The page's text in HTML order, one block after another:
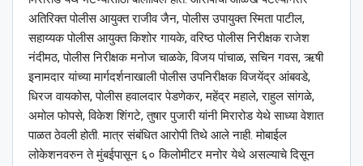
अतिरिक्त पोलीस आयुक्त राजीव जैन, पोलीस उपायुक्त स्मिता पाटील,
सहाय्यक पोलीस आयुक्त किशोर गायके, वरिष्ठ पोलीस निरीक्षक राजेश
नंदीमठ, पोलीस निरीक्षक मनोज चाळके, विजय पांचाळ, सचिन गवस, ऋषी
इनामदार यांच्या मार्गदर्शनाखाली पोलीस उपनिरीक्षक विजयेंद्र आंबवडे,
धिरज वायकोस, पोलीस हवालदार पेडणेकर, महेंद्र महाले, राहुल सांगळे,
अमोल फोपसे, विकेश शिंगटे, तुषार पुजारी यांनी मिरारोड येथे साध्या वेशात
पाळत ठेवली होती. मात्र संबंधित आरोपी तिथे आले नाही. मोबाईल
लोकेशनवरुन ते मुंबईपासून ६० किलोमीटर मनोर येथे असल्याचे दिसून